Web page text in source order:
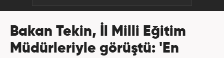
Bakan Tekin, İl Milli Eğitim
Müdürleriyle görüştü: 'En